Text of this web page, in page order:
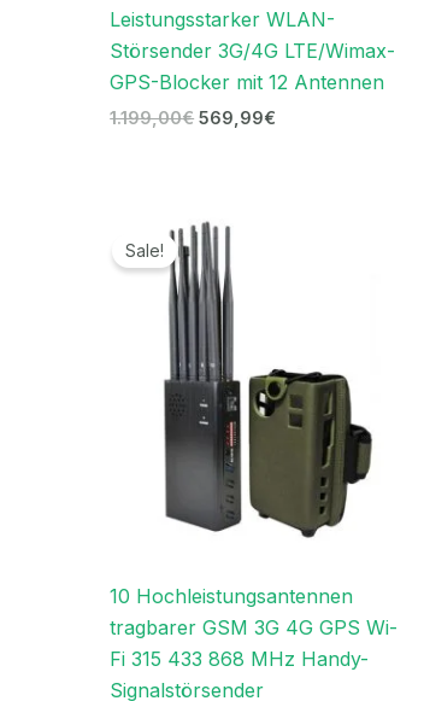
Leistungsstarker WLAN-
Störsender 3G/4G LTE/Wimax-
GPS-Blocker mit 12 Antennen
1.199,00€ 569,99€
Sale!
10 Hochleistungsantennen
tragbarer GSM 3G 4G GPS Wi-
Fi 315 433 868 MHz Handy-
Signalstörsender